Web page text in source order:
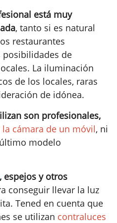
está muy
, tanto si es natural
restaurantes
posibilidades de
La iluminación
de los locales, raras
de idónea.
son profesionales,
la cámara de un móvil, ni
modelo
, espejos y otros
conseguir llevar la luz
Tened en cuenta que
se utilizan contraluces